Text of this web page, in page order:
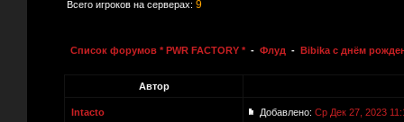
Всего игроков на серверах: 9
Список форумов * PWR FACTORY * - Флуд - Bibika с днём
Автор
Intacto Добавлено: Ср Дек 27, 2023